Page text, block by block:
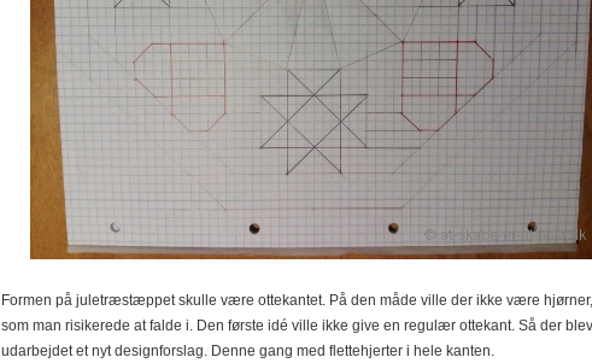
Formen på juletræstæppet skulle være ottekantet. På den måde ville der ikke være hjørner,
som man risikerede at falde i. Den første idé ville ikke give en regulær ottekant. Så der blev
udarbejdet et nyt designforslag. Denne gang med flettehjerter i hele kanten.